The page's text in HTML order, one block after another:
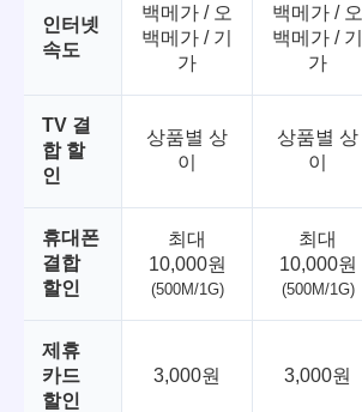
인터넷
속도
백메가 / 오
백메가 / 기
가
백메가 / 오
백메가 / 기
가
TV 결
합 할
인
상품별 상
이
상품별 상
이
휴대폰
결합
할인
최대
10,000원
(500M/1G)
최대
10,000원
(500M/1G)
제휴
카드
할인
3,000원 3,000원